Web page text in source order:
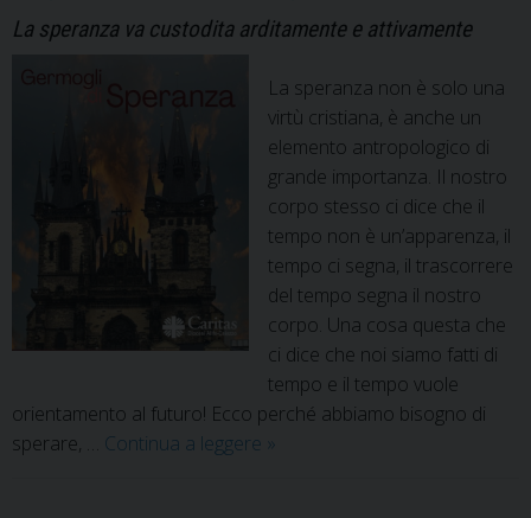
La speranza va custodita arditamente e attivamente
La speranza non è solo una
virtù cristiana, è anche un
elemento antropologico di
grande importanza. Il nostro
corpo stesso ci dice che il
tempo non è un’apparenza, il
tempo ci segna, il trascorrere
del tempo segna il nostro
corpo. Una cosa questa che
ci dice che noi siamo fatti di
tempo e il tempo vuole
orientamento al futuro! Ecco perché abbiamo bisogno di
sperare, … Continua a leggere La»